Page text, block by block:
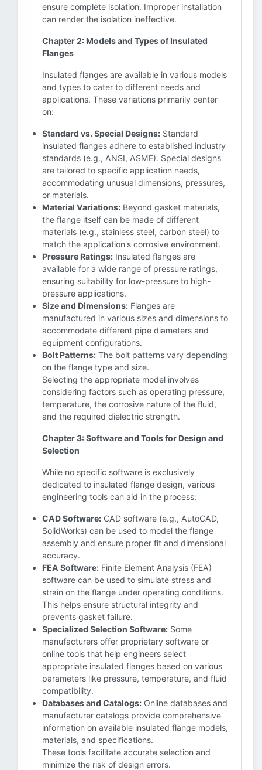
ensure complete isolation. Improper installation
can render the isolation ineffective.
Chapter 2: Models and Types of Insulated
Flanges
Insulated flanges are available in various models
and types to cater to different needs and
applications. These variations primarily center
on:
Standard vs. Special Designs: Standard
insulated flanges adhere to established industry
standards (e.g., ANSI, ASME). Special designs
are tailored to specific application needs,
accommodating unusual dimensions, pressures,
or materials.
Material Variations: Beyond gasket materials,
the flange itself can be made of different
materials (e.g., stainless steel, carbon steel) to
match the application's corrosive environment.
Pressure Ratings: Insulated flanges are
available for a wide range of pressure ratings,
ensuring suitability for low-pressure to high-
pressure applications.
Size and Dimensions: Flanges are
manufactured in various sizes and dimensions to
accommodate different pipe diameters and
equipment configurations.
Bolt Patterns: The bolt patterns vary depending
on the flange type and size.
Selecting the appropriate model involves
considering factors such as operating pressure,
temperature, the corrosive nature of the fluid,
and the required dielectric strength.
Chapter 3: Software and Tools for Design and
Selection
While no specific software is exclusively
dedicated to insulated flange design, various
engineering tools can aid in the process:
CAD Software: CAD software (e.g., AutoCAD,
SolidWorks) can be used to model the flange
assembly and ensure proper fit and dimensional
accuracy.
FEA Software: Finite Element Analysis (FEA)
software can be used to simulate stress and
strain on the flange under operating conditions.
This helps ensure structural integrity and
prevents gasket failure.
Specialized Selection Software: Some
manufacturers offer proprietary software or
online tools that help engineers select
appropriate insulated flanges based on various
parameters like pressure, temperature, and fluid
compatibility.
Databases and Catalogs: Online databases and
manufacturer catalogs provide comprehensive
information on available insulated flange models,
materials, and specifications.
These tools facilitate accurate selection and
minimize the risk of design errors.